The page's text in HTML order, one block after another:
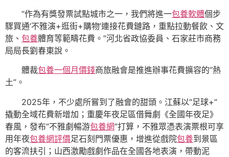
“作為有獎發票試點城市之一，我們將進一包養軟體個步
驟買通‘不雅演+逛街+購物’連接花費鏈路，重點拉動餐飲、文
旅、 包養體育等範疇花費。”河北省政協委員、石家莊市商務
局局長劉春東說。
體裁包養一個月價錢商旅融會是推進辦事花費擴容的“熱
土”。
2025年，不少處所嘗到了融會的甜頭。江蘇以“足球+”
撬動全域花費新增加；重慶年夜足區借舞劇《全國年夜足》
春風，發布“不雅劇暢游包養網”打算，不雅眾憑表演票根可享
用年夜包養網評價足石刻門票優惠，增進從戲院包養到景區
的客流扶引；山西激勵戲劇作品在全國各地表演，帶動泥